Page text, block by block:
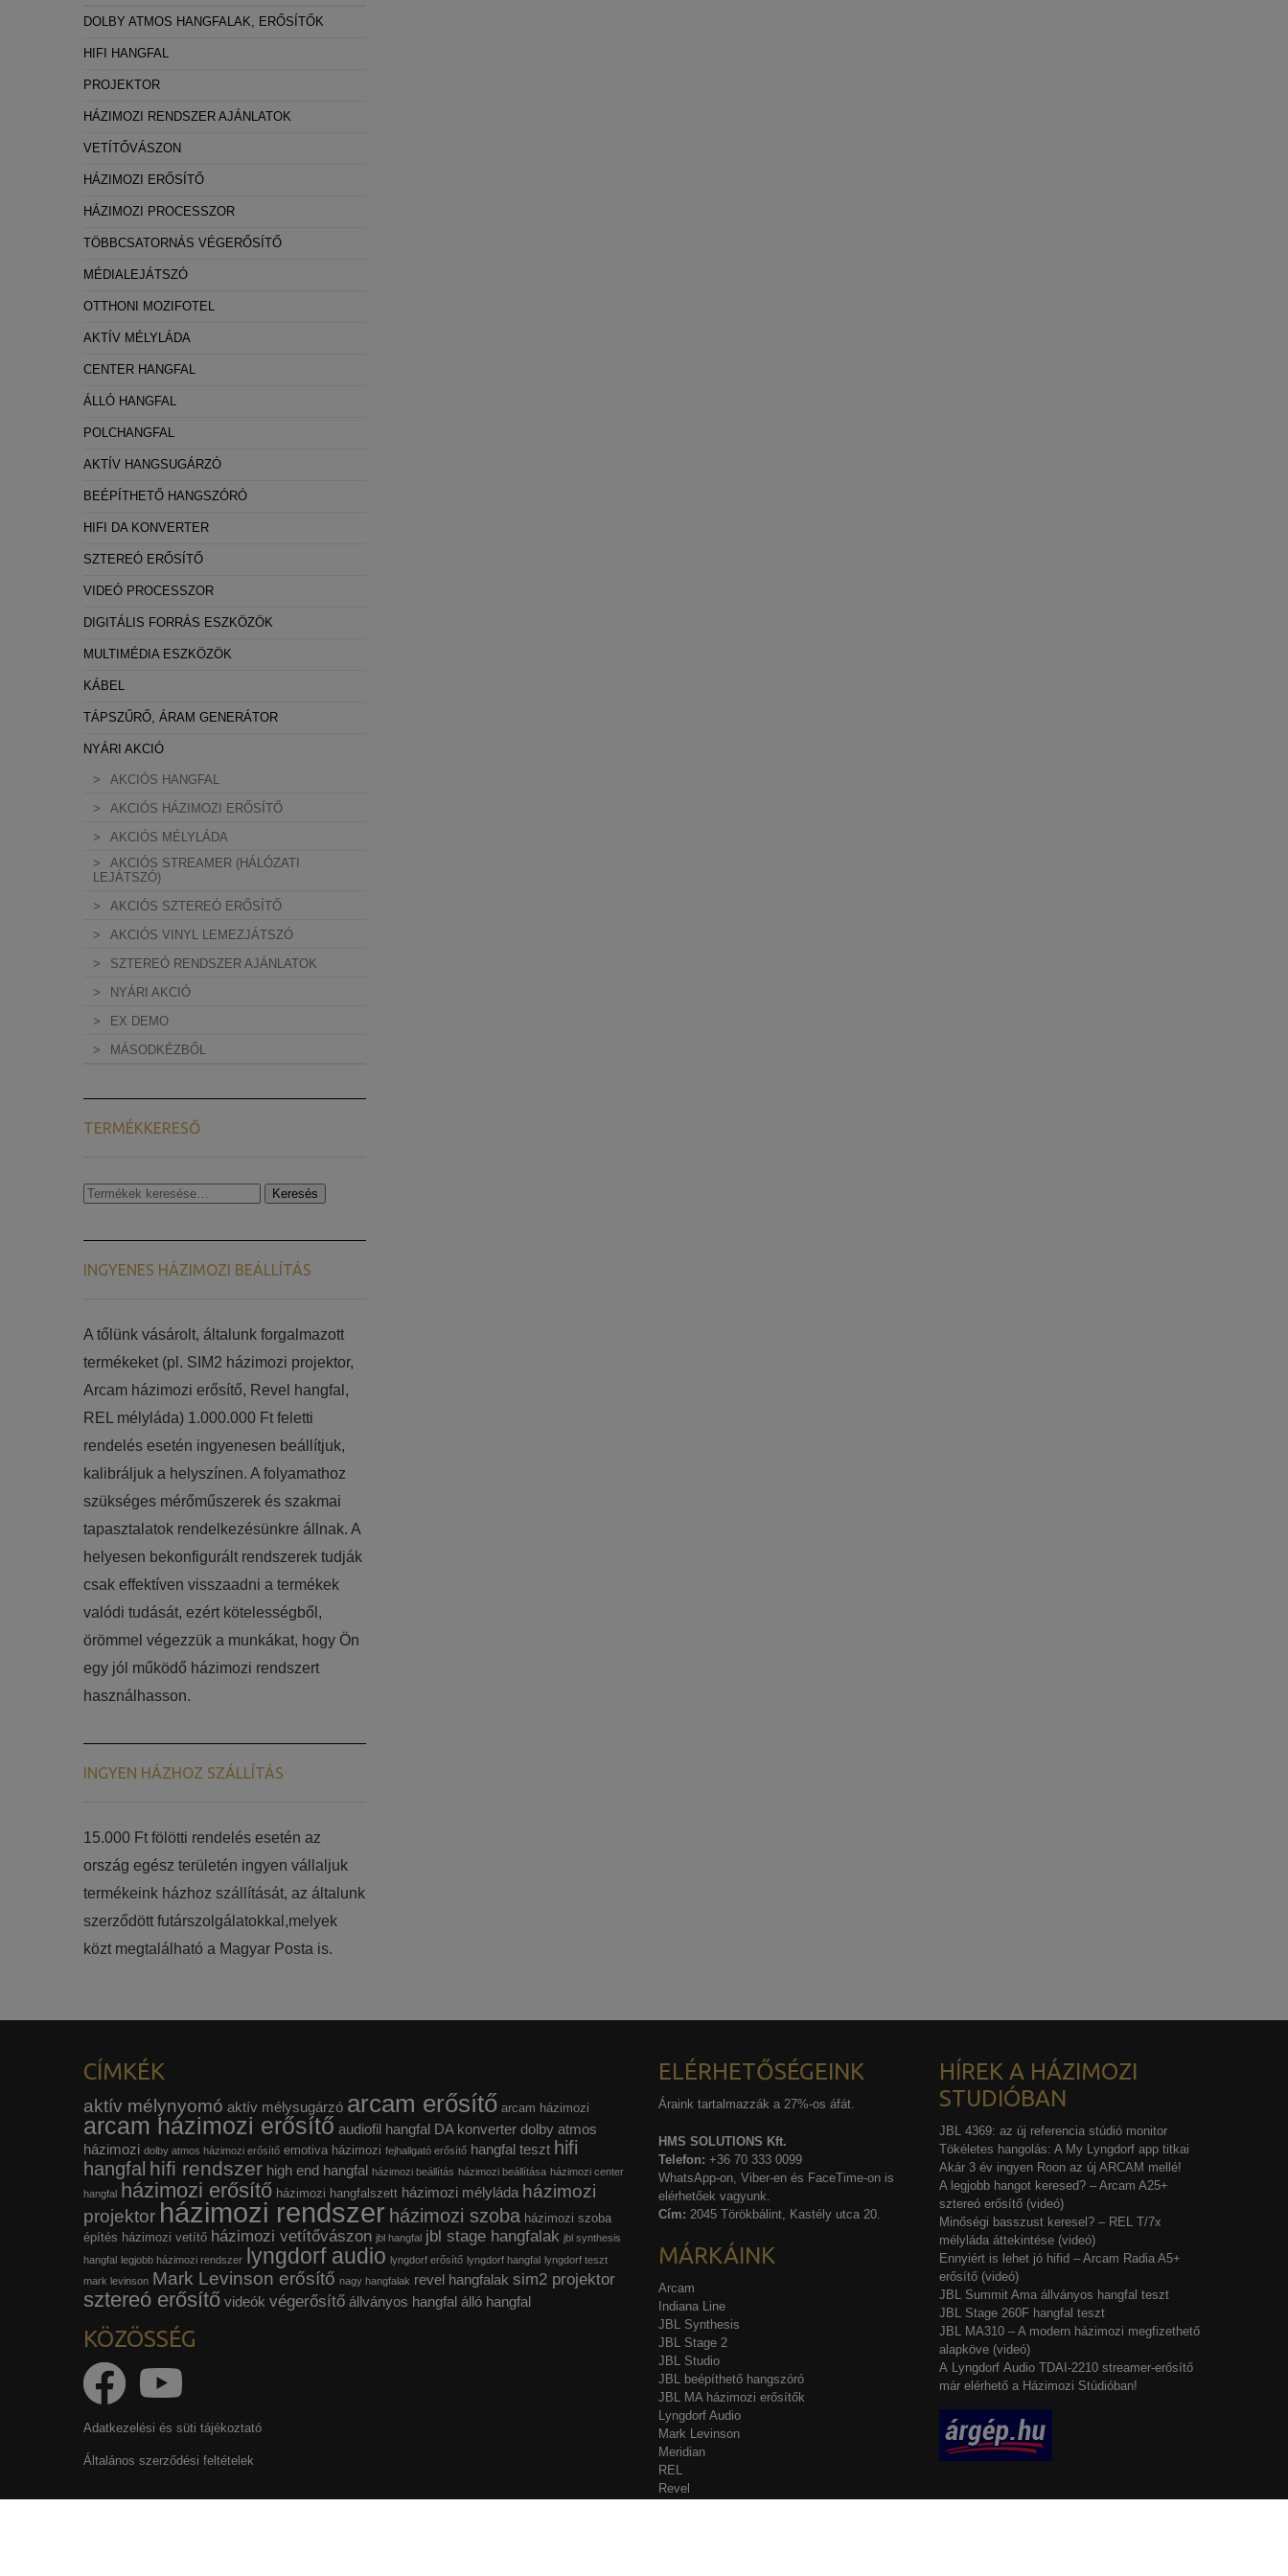
DOLBY ATMOS HANGFALAK, ERŐSÍTŐK
HIFI HANGFAL
PROJEKTOR
HÁZIMOZI RENDSZER AJÁNLATOK
VETÍTŐVÁSZON
HÁZIMOZI ERŐSÍTŐ
HÁZIMOZI PROCESSZOR
TÖBBCSATORNÁS VÉGERŐSÍTŐ
MÉDIALEJÁTSZÓ
OTTHONI MOZIFOTEL
AKTÍV MÉLYLÁDA
CENTER HANGFAL
ÁLLÓ HANGFAL
POLCHANGFAL
AKTÍV HANGSUGÁRZÓ
BEÉPÍTHETŐ HANGSZÓRÓ
HIFI DA KONVERTER
SZTEREÓ ERŐSÍTŐ
VIDEÓ PROCESSZOR
DIGITÁLIS FORRÁS ESZKÖZÖK
MULTIMÉDIA ESZKÖZÖK
KÁBEL
TÁPSZŰRŐ, ÁRAM GENERÁTOR
NYÁRI AKCIÓ
AKCIÓS HANGFAL
AKCIÓS HÁZIMOZI ERŐSÍTŐ
AKCIÓS MÉLYLÁDA
AKCIÓS STREAMER (HÁLÓZATI
LEJÁTSZÓ)
AKCIÓS SZTEREÓ ERŐSÍTŐ
AKCIÓS VINYL LEMEZJÁTSZÓ
SZTEREÓ RENDSZER AJÁNLATOK
NYÁRI AKCIÓ
EX DEMO
MÁSODKÉZBŐL
TERMÉKKERESŐ
Keresés
Keresés
INGYENES HÁZIMOZI BEÁLLÍTÁS
​​A tőlünk vásárolt, általunk forgalmazott
termékeket (pl. SIM2 házimozi projektor,
Arcam házimozi erősítő, Revel hangfal,
REL mélyláda) 1.000.000 Ft feletti
rendelés esetén ingyenesen beállítjuk,
kalibráljuk a helyszínen. A folyamathoz
szükséges mérőműszerek és szakmai
tapasztalatok rendelkezésünkre állnak. A
helyesen bekonfigurált rendszerek tudják
csak effektíven visszaadni a termékek
valódi tudását, ezért kötelességből,
örömmel végezzük a munkákat, hogy Ön
egy jól működő házimozi rendszert
használhasson.
INGYEN HÁZHOZ SZÁLLÍTÁS
15.000 Ft fölötti rendelés esetén az
ország egész területén ingyen vállaljuk
termékeink házhoz szállítását, az általunk
szerződött futárszolgálatokkal,melyek
közt megtalálható a Magyar Posta is.
CÍMKÉK
aktív mélynyomó aktív mélysugárzó arcam erősítő arcam házimozi
arcam házimozi erősítő audiofil hangfal DA konverter dolby atmos
házimozi dolby atmos házimozi erősítő emotiva házimozi fejhallgató erősítő hangfal teszt hifi
hangfal hifi rendszer high end hangfal házimozi beállítás házimozi beállítása házimozi center
hangfal házimozi erősítő házimozi hangfalszett házimozi mélyláda házimozi
projektor házimozi rendszer házimozi szoba házimozi szoba
építés házimozi vetítő házimozi vetítővászon jbl hangfal jbl stage hangfalak jbl synthesis
hangfal legjobb házimozi rendszer lyngdorf audio lyngdorf erősítő lyngdorf hangfal lyngdorf teszt
mark levinson Mark Levinson erősítő nagy hangfalak revel hangfalak sim2 projektor
sztereó erősítő videók végerősítő állványos hangfal álló hangfal
KÖZÖSSÉG
Adatkezelési és süti tájékoztató
Általános szerződési feltételek
ELÉRHETŐSÉGEINK
Áraink tartalmazzák a 27%-os áfát.
HMS SOLUTIONS Kft.
Telefon: +36 70 333 0099
WhatsApp-on, Viber-en és FaceTime-on is
elérhetőek vagyunk.
Cím: 2045 Törökbálint, Kastély utca 20.
MÁRKÁINK
Arcam
Indiana Line
JBL Synthesis
JBL Stage 2
JBL Studio
JBL beépíthető hangszóró
JBL MA házimozi erősítők
Lyngdorf Audio
Mark Levinson
Meridian
REL
Revel
HÍREK A HÁZIMOZI
STUDIÓBAN
JBL 4369: az új referencia stúdió monitor
Tökéletes hangolás: A My Lyngdorf app titkai
Akár 3 év ingyen Roon az új ARCAM mellé!
A legjobb hangot keresed? – Arcam A25+
sztereó erősítő (videó)
Minőségi basszust keresel? – REL T/7x
mélyláda áttekintése (videó)
Ennyiért is lehet jó hifid – Arcam Radia A5+
erősítő (videó)
JBL Summit Ama állványos hangfal teszt
JBL Stage 260F hangfal teszt
JBL MA310 – A modern házimozi megfizethető
alapköve (videó)
A Lyngdorf Audio TDAI-2210 streamer-erősítő
már elérhető a Házimozi Stúdióban!
Statisztikai:
A weboldal statisztikáinak elemzésével tudjuk weboldalunkat hatékonyabbá tenni, hogy a lehető legmagasabb felhasználói élményt nyújtsuk kedves
látogatóinknak. Ezért gyűjtünk statisztikai adatokat a Google Analytics segítségével, amely kizárólag az IP címeket tárolja a személyes adatok közül.
Reklámcélú:
Azért települnek ezek a sütik, hogy a felhasználót számára egyedi, releváns, érdeklődési körébe tartozó reklámajánlatokkal tudjuk megcélozni.